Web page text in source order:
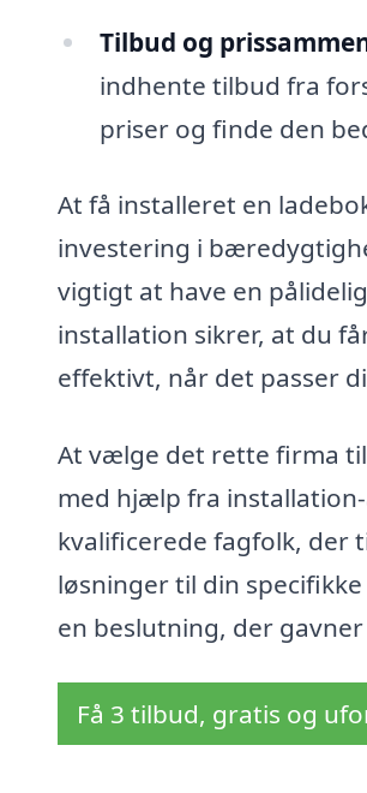
Tilbud og
indhente tilbud fra
priser og finde den
At få installeret en
investering i
vigtigt at have en
installation sikrer, at du
effektivt, når det passer
At vælge det rette firma
med hjælp fra
kvalificerede fagfolk, der
løsninger til din
en beslutning, der
Få 3 tilbud, gratis og